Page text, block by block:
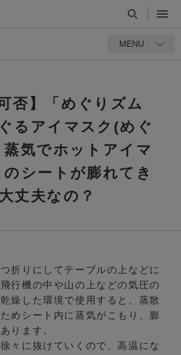
MENU
否】「めぐりズム
るアイマスク(めぐ
蒸気でホットアイマ
シートが膨れてき
丈夫なの？
折りにしてテーブルの上などに
行機の中や山の上などの気圧の
燥した環境で使用すると、蒸散
めシート内に蒸気がこもり、膨
ります。
々に抜けていくので、高温にな